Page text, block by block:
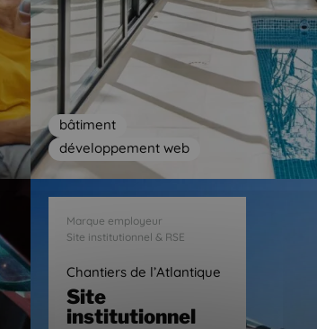
bâtiment
développement web
Marque employeur
Site institutionnel & RSE
Chantiers de l’Atlantique
Site
institutionnel